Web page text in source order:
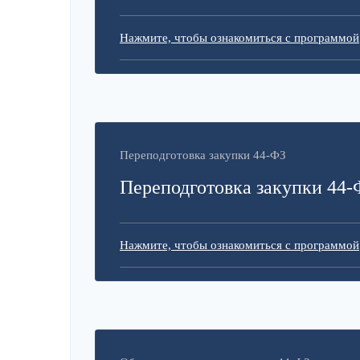
Нажмите, чтобы ознакомиться с программой
Переподготовка закупки 44-ФЗ
Переподготовка закупки
Нажмите, чтобы ознакомиться с программой